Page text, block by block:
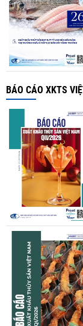
BÁO CÁO XKTS